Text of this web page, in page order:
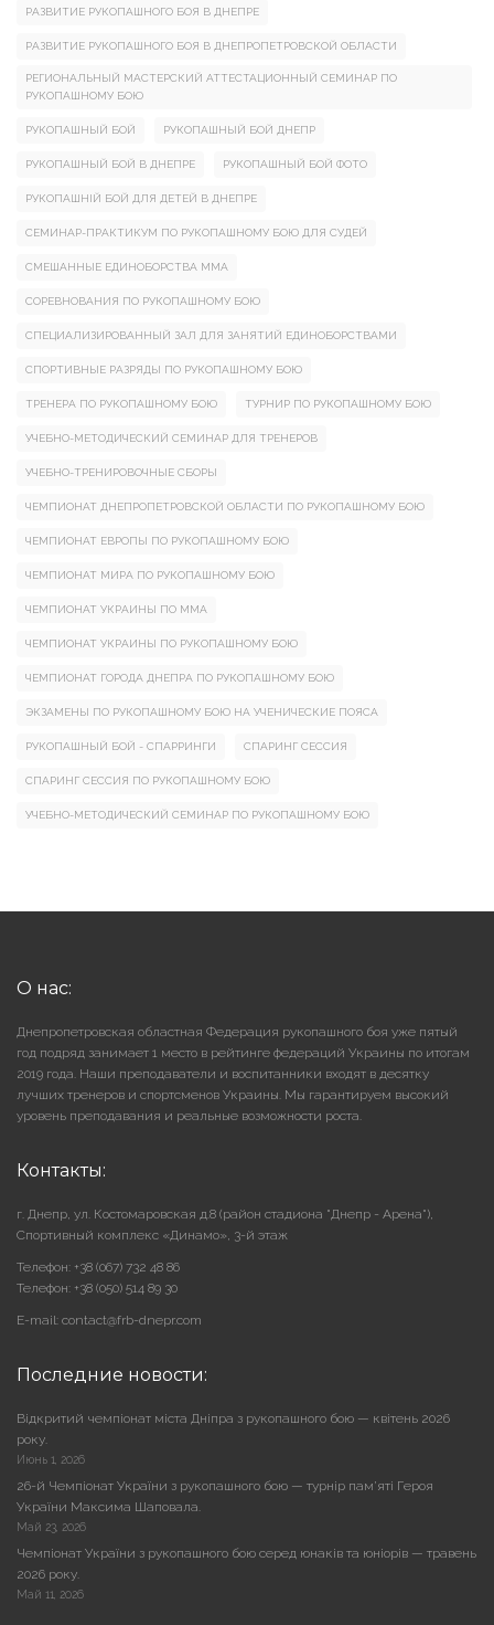
РАЗВИТИЕ РУКОПАШНОГО БОЯ В ДНЕПРЕ
РАЗВИТИЕ РУКОПАШНОГО БОЯ В ДНЕПРОПЕТРОВСКОЙ ОБЛАСТИ
РЕГИОНАЛЬНЫЙ МАСТЕРСКИЙ АТТЕСТАЦИОННЫЙ СЕМИНАР ПО
РУКОПАШНОМУ БОЮ
РУКОПАШНЫЙ БОЙ РУКОПАШНЫЙ БОЙ ДНЕПР
РУКОПАШНЫЙ БОЙ В ДНЕПРЕ РУКОПАШНЫЙ БОЙ ФОТО
РУКОПАШНІЙ БОЙ ДЛЯ ДЕТЕЙ В ДНЕПРЕ
СЕМИНАР-ПРАКТИКУМ ПО РУКОПАШНОМУ БОЮ ДЛЯ СУДЕЙ
СМЕШАННЫЕ ЕДИНОБОРСТВА ММА
СОРЕВНОВАНИЯ ПО РУКОПАШНОМУ БОЮ
СПЕЦИАЛИЗИРОВАННЫЙ ЗАЛ ДЛЯ ЗАНЯТИЙ ЕДИНОБОРСТВАМИ
СПОРТИВНЫЕ РАЗРЯДЫ ПО РУКОПАШНОМУ БОЮ
ТРЕНЕРА ПО РУКОПАШНОМУ БОЮ ТУРНИР ПО РУКОПАШНОМУ БОЮ
УЧЕБНО-МЕТОДИЧЕСКИЙ СЕМИНАР ДЛЯ ТРЕНЕРОВ
УЧЕБНО-ТРЕНИРОВОЧНЫЕ СБОРЫ
ЧЕМПИОНАТ ДНЕПРОПЕТРОВСКОЙ ОБЛАСТИ ПО РУКОПАШНОМУ БОЮ
ЧЕМПИОНАТ ЕВРОПЫ ПО РУКОПАШНОМУ БОЮ
ЧЕМПИОНАТ МИРА ПО РУКОПАШНОМУ БОЮ
ЧЕМПИОНАТ УКРАИНЫ ПО ММА
ЧЕМПИОНАТ УКРАИНЫ ПО РУКОПАШНОМУ БОЮ
ЧЕМПИОНАТ ГОРОДА ДНЕПРА ПО РУКОПАШНОМУ БОЮ
ЭКЗАМЕНЫ ПО РУКОПАШНОМУ БОЮ НА УЧЕНИЧЕСКИЕ ПОЯСА
РУКОПАШНЫЙ БОЙ - СПАРРИНГИ СПАРИНГ СЕССИЯ
СПАРИНГ СЕССИЯ ПО РУКОПАШНОМУ БОЮ
УЧЕБНО-МЕТОДИЧЕСКИЙ СЕМИНАР ПО РУКОПАШНОМУ БОЮ
О нас:
Днепропетровская областная Федерация рукопашного боя уже пятый
год подряд занимает 1 место в рейтинге федераций Украины по итогам
2019 года. Наши преподаватели и воспитанники входят в десятку
лучших тренеров и спортсменов Украины. Мы гарантируем высокий
уровень преподавания и реальные возможности роста.
Контакты:
г. Днепр, ул. Костомаровская д.8 (район стадиона "Днепр - Арена"),
Cпортивный комплекс «Динамо», 3-й этаж
Телефон: +38 (067) 732 48 86
Телефон: +38 (050) 514 89 30
E-mail: contact@frb-dnepr.com
Последние новости:
Відкритий чемпіонат міста Дніпра з рукопашного бою — квітень 2026
року.
Июнь 1, 2026
26-й Чемпіонат України з рукопашного бою — турнір пам’яті Героя
України Максима Шаповала.
Май 23, 2026
Чемпіонат України з рукопашного бою серед юнаків та юніорів — травень
2026 року.
Май 11, 2026